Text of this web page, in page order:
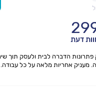
דעת
פתרונות הדברה לבית ולעסק תוך
מעניק אחריות מלאה על כל